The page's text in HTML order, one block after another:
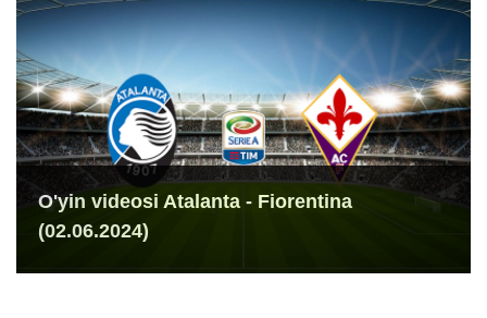
O'yin videosi Atalanta - Fiorentina
(02.06.2024)